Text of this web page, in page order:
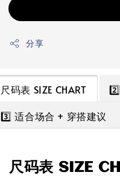
分享
尺码表 SIZE CHART
3️⃣ 适合场合 + 穿搭建议
尺码表 SIZE